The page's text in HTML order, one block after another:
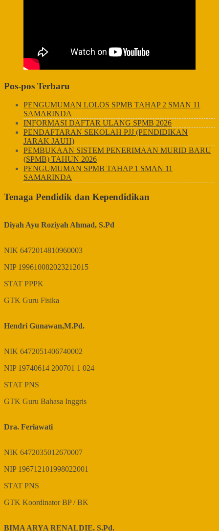
Pos-pos Terbaru
PENGUMUMAN LOLOS SPMB TAHAP 2 SMAN 11
SAMARINDA
INFORMASI DAFTAR ULANG SPMB 2026
PENDAFTARAN SEKOLAH PJJ (PENDIDIKAN
JARAK JAUH)
PEMBUKAAN SISTEM PENERIMAAN MURID BARU
(SPMB) TAHUN 2026
PENGUMUMAN SPMB TAHAP 1 SMAN 11
SAMARINDA
Tenaga Pendidik dan Kependidikan
Diyah Ayu Roziyah Ahmad, S.Pd
NIK 6472014810960003
NIP 199610082023212015
STAT PPPK
GTK Guru Fisika
Hendri Gunawan,M.Pd.
NIK 6472051406740002
NIP 19740614 200701 1 024
STAT PNS
GTK Guru Bahasa Inggris
Dra. Feriawati
NIK 6472035012670007
NIP 196712101998022001
STAT PNS
GTK Koordinator BP / BK
BIMA ARYA RENALDIE, S.Pd.